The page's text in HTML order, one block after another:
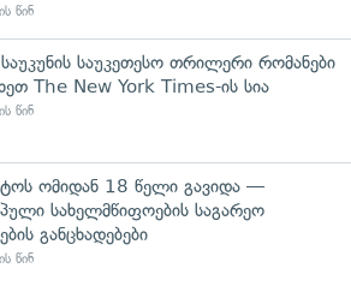
წინ
საუკეთესო თრილერი რომანები
The New York Times-ის სია
წინ
ომიდან 18 წელი გავიდა —
სახელმწიფოების საგარეო
განცხადებები
წინ